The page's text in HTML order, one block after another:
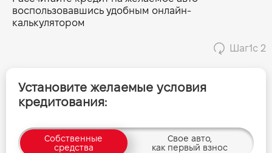
Прайс Range Rover Velar 2.0 D 204 HSE
Прайс Range Rover Velar 2.0 D 300 S
Прайс Range Rover Velar 2.0 D 300 SE
воспользовавшись удобным онлайн-
калькулятором
Шаг1с 2
Установите желаемые условия
кредитования:
Собственные
средства
Свое авто,
как первый взнос